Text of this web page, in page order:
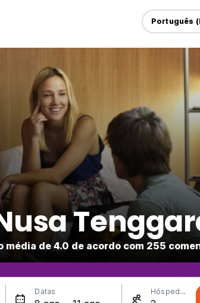
Português
média de 4.0 de acordo com 255
Datas Hóspedes